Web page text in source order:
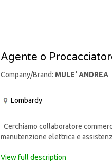
Agente o
Company/Brand: MULE' ANDREA
Lombardy
Cerchiamo collaboratore
manutenzione elettrica e
View full description